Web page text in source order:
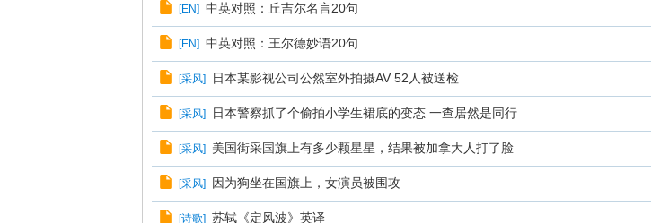
[EN] 中英对照：丘吉尔名言20句
[EN] 中英对照：王尔德妙语20句
[采风] 日本某影视公司公然室外拍摄AV 52人被送检
[采风] 日本警察抓了个偷拍小学生裙底的变态 一查居然是同行
[采风] 美国街采国旗上有多少颗星星，结果被加拿大人打了脸
[采风] 因为狗坐在国旗上，女演员被围攻
[诗歌] 苏轼《定风波》英译